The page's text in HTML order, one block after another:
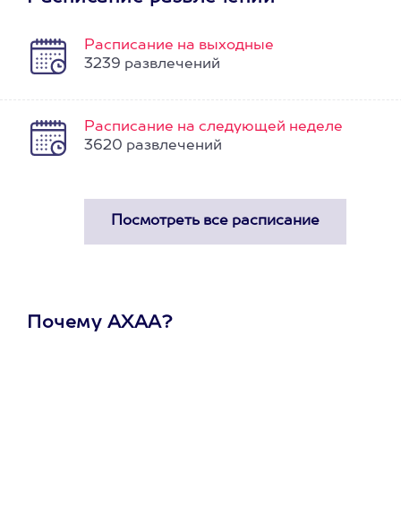
Расписание на выходные
3239 развлечений
Расписание на следующей неделе
3620 развлечений
Почему АХАА?